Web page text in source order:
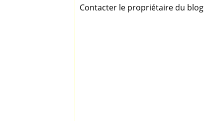
Contacter le propriétaire du blog